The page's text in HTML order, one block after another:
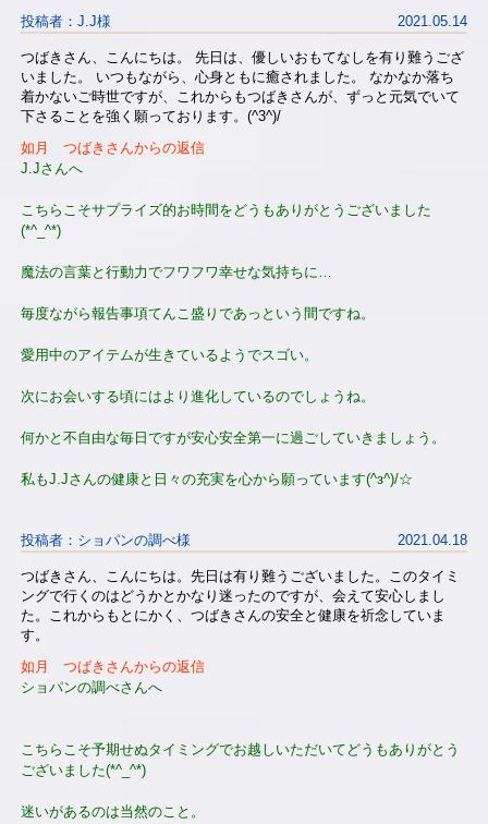
投稿者：J.J様 2021.05.14
つばきさん、こんにちは。 先日は、優しいおもてなしを有り難うござ
いました。 いつもながら、心身ともに癒されました。 なかなか落ち
着かないご時世ですが、これからもつばきさんが、ずっと元気でいて
下さることを強く願っております。(^3^)/
如月 つばきさんからの返信
J.Jさんへ
こちらこそサプライズ的お時間をどうもありがとうございました
(*^_^*)
魔法の言葉と行動力でフワフワ幸せな気持ちに…
毎度ながら報告事項てんこ盛りであっという間ですね。
愛用中のアイテムが生きているようでスゴい。
次にお会いする頃にはより進化しているのでしょうね。
何かと不自由な毎日ですが安心安全第一に過ごしていきましょう。
私もJ.Jさんの健康と日々の充実を心から願っています(^з^)/☆
投稿者：ショパンの調べ様 2021.04.18
つばきさん、こんにちは。先日は有り難うございました。このタイミ
ングで行くのはどうかとかなり迷ったのですが、会えて安心しまし
た。これからもとにかく、つばきさんの安全と健康を祈念していま
す。
如月 つばきさんからの返信
ショパンの調べさんへ
こちらこそ予期せぬタイミングでお越しいただいてどうもありがとう
ございました(*^_^*)
迷いがあるのは当然のこと。